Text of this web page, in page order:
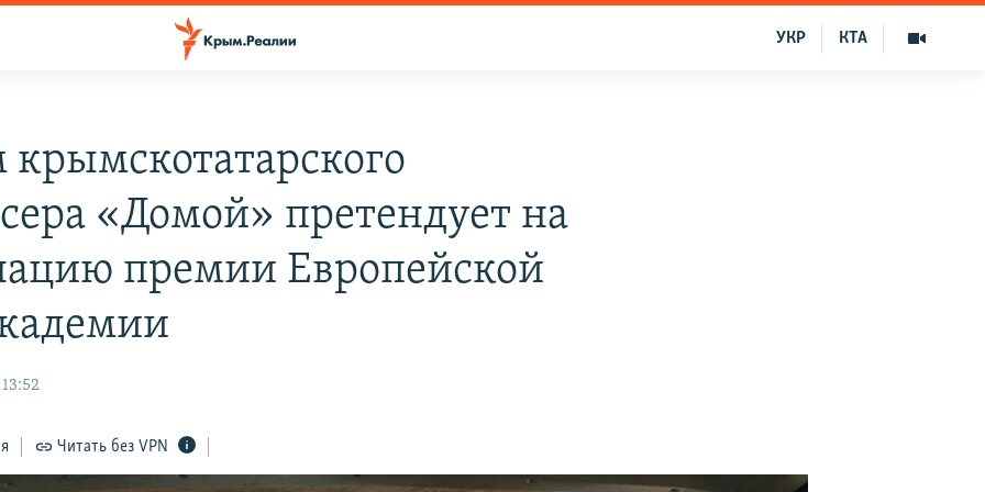
КТА
УКР
«Домой» претендует на
премии Европейской
Читать без VPN